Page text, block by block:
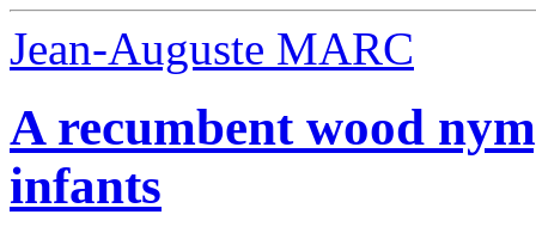
Jean-Auguste MARC
A recumbent wood
infants